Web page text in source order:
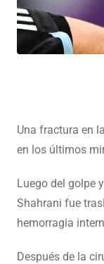
Una fractura en
en los últimos
Luego del golpe
Shahrani fue
hemorragia
Después de la